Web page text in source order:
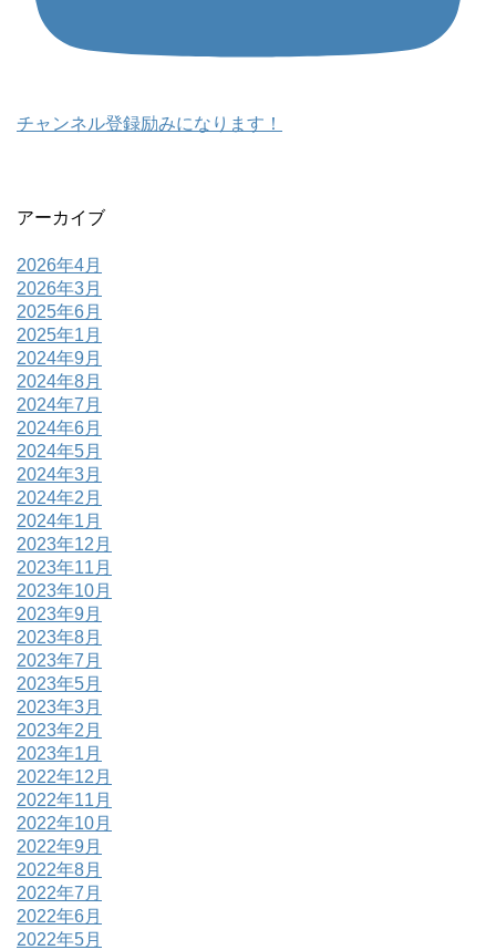
チャンネル登録励みになります！
アーカイブ
2026年4月
2026年3月
2025年6月
2025年1月
2024年9月
2024年8月
2024年7月
2024年6月
2024年5月
2024年3月
2024年2月
2024年1月
2023年12月
2023年11月
2023年10月
2023年9月
2023年8月
2023年7月
2023年5月
2023年3月
2023年2月
2023年1月
2022年12月
2022年11月
2022年10月
2022年9月
2022年8月
2022年7月
2022年6月
2022年5月